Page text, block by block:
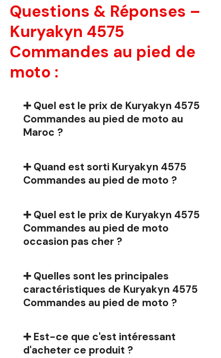
Questions & Réponses –
Kuryakyn 4575
Commandes au pied de
moto :
➕ Quel est le prix de Kuryakyn 4575
Commandes au pied de moto au
Maroc ?
➕ Quand est sorti Kuryakyn 4575
Commandes au pied de moto ?
➕ Quel est le prix de Kuryakyn 4575
Commandes au pied de moto
occasion pas cher ?
➕ Quelles sont les principales
caractéristiques de Kuryakyn 4575
Commandes au pied de moto ?
➕ Est-ce que c'est intéressant
d'acheter ce produit ?